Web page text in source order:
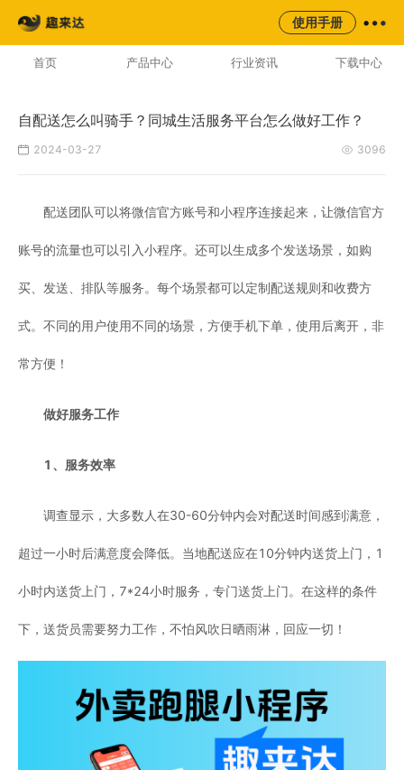
使用手册
首页 产品中心 行业资讯 下载中心
AI云配服务生态平台
自配送怎么叫骑手？同城生活服务平台怎么做好工作？
2024-03-27 3096
配送团队可以将微信官方账号和小程序连接起来，让微信官方
账号的流量也可以引入小程序。还可以生成多个发送场景，如购
买、发送、排队等服务。每个场景都可以定制配送规则和收费方
式。不同的用户使用不同的场景，方便手机下单，使用后离开，非
常方便！
做好服务工作
1、服务效率
调查显示，大多数人在30-60分钟内会对配送时间感到满意，
超过一小时后满意度会降低。当地配送应在10分钟内送货上门，1
小时内送货上门，7*24小时服务，专门送货上门。在这样的条件
下，送货员需要努力工作，不怕风吹日晒雨淋，回应一切！